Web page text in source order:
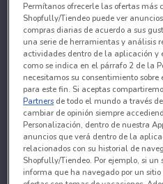
Permítanos ofrecerle las ofertas más
Shopfully/Tiendeo puede ver
compras diarias de acuerdo a sus
una serie de herramientas y análisis
actividades dentro de la aplicación y
como se indica en el párrafo 2 de la
necesitamos su consentimiento
para este fin. Si aceptas
Partners de todo el mundo a través
cambiar de opinión siempre
Personalización, dentro de nuestra
anuncios que verá dentro de la
relacionados con su historial de
Shopfully/Tiendeo. Por ejemplo, si
informa que ha navegado por un